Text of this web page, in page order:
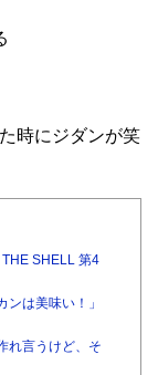
時にジダンが笑
THE SHELL 第4
ンは美味い！」
れ言うけど、そ